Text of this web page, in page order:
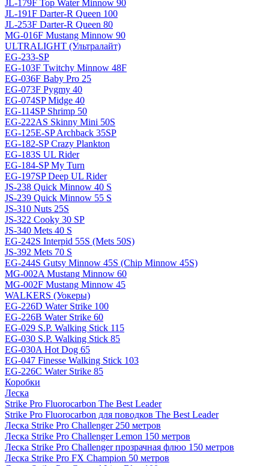
JL-179F Top Water Minnow 90
JL-191F Darter-R Queen 100
JL-253F Darter-R Queen 80
MG-016F Mustang Minnow 90
ULTRALIGHT (Ультралайт)
EG-233-SP
EG-103F Twitchy Minnow 48F
EG-036F Baby Pro 25
EG-073F Pygmy 40
EG-074SP Midge 40
EG-114SP Shrimp 50
EG-222AS Skinny Mini 50S
EG-125E-SP Archback 35SP
EG-182-SP Crazy Plankton
EG-183S UL Rider
EG-184-SP My Turn
EG-197SP Deep UL Rider
JS-238 Quick Minnow 40 S
JS-239 Quick Minnow 55 S
JS-310 Nuts 25S
JS-322 Cooky 30 SP
JS-340 Mets 40 S
EG-242S Interpid 55S (Mets 50S)
JS-392 Mets 70 S
EG-244S Gutsy Minnow 45S (Chip Minnow 45S)
MG-002A Mustang Minnow 60
MG-002F Mustang Minnow 45
WALKERS (Уокеры)
EG-226D Water Strike 100
EG-226B Water Strike 60
EG-029 S.P. Walking Stick 115
EG-030 S.P. Walking Stick 85
EG-030A Hot Dog 65
EG-047 Finesse Walking Stick 103
EG-226C Water Strike 85
Коробки
Леска
Strike Pro Fluorocarbon The Best Leader
Strike Pro Fluorocarbon для поводков The Best Leader
Леска Strike Pro Challenger 250 метров
Леска Strike Pro Challenger Lemon 150 метров
Леска Strike Pro Challenger прозрачная флюо 150 метров
Леска Strike Pro FX Champion 50 метров